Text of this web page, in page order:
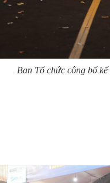
Ban Tổ chức công bố